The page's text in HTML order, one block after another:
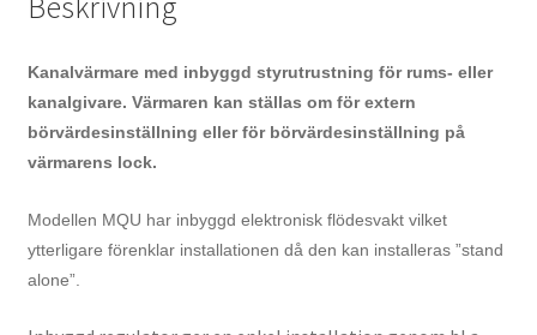
Kanalvärmare med inbyggd styrutrustning för rums- eller
kanalgivare. Värmaren kan ställas om för extern
börvärdesinställning eller för börvärdesinställning på
värmarens lock.
Modellen MQU har inbyggd elektronisk flödesvakt vilket
ytterligare förenklar installationen då den kan installeras ”stand
alone”.